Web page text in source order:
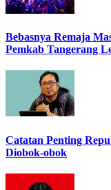
Bebasnya Remaja
Pemkab Tangerang
Catatan Penting
Diobok-obok